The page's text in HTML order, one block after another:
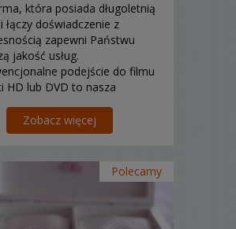
która posiada długoletnią
łączy doświadczenie z
zapewni Państwu
jakość usług.
podejście do filmu
HD lub DVD to nasza
Zobacz więcej
Polecamy